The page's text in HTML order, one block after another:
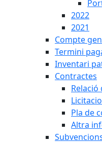
2022
2021
Compte
Termini
Inventari
Contractes
Pla de
Altra